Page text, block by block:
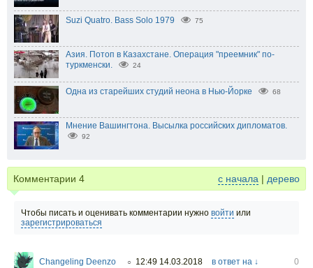
Suzi Quatro. Bass Solo 1979 75
Азия. Потоп в Казахстане. Операция "преемник" по-
туркменски.
24
Одна из старейших студий неона в Нью-Йорке 68
Мнение Вашингтона. Высылка российских дипломатов.
92
Комментарии 4 с начала | дерево
Чтобы писать и оценивать комментарии нужно войти или
зарегистрироваться
Changeling Deenzo ○ 12:49 14.03.2018 в ответ на ↓
0